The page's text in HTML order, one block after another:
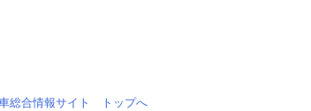
総合情報サイト トップへ